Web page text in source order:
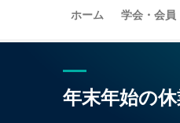
ホーム 学会・会員
年末年始の